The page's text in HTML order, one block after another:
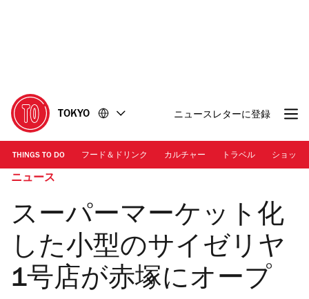
に
移
動
移
動
TOKYO ニュースレターに登録
THINGS TO DO フード＆ドリンク カルチャー トラベル ショッピ
ニュース
スーパーマーケット化
した小型のサイゼリヤ
1号店が赤塚にオープ